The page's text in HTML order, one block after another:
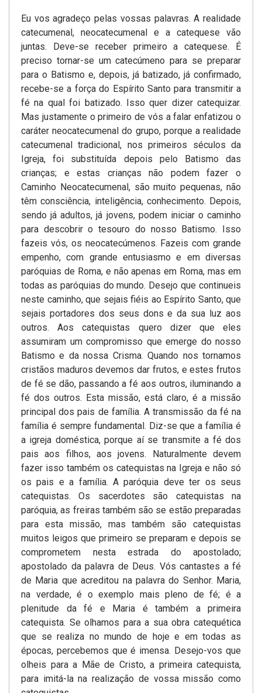
Eu vos agradeço pelas vossas palavras. A realidade
catecumenal, neocatecumenal e a catequese vão
juntas. Deve-se receber primeiro a catequese. É
preciso tornar-se um catecúmeno para se preparar
para o Batismo e, depois, já batizado, já confirmado,
recebe-se a força do Espírito Santo para transmitir a
fé na qual foi batizado. Isso quer dizer catequizar.
Mas justamente o primeiro de vós a falar enfatizou o
caráter neocatecumenal do grupo, porque a realidade
catecumenal tradicional, nos primeiros séculos da
Igreja, foi substituída depois pelo Batismo das
crianças; e estas crianças não podem fazer o
Caminho Neocatecumenal, são muito pequenas, não
têm consciência, inteligência, conhecimento. Depois,
sendo já adultos, já jovens, podem iniciar o caminho
para descobrir o tesouro do nosso Batismo. Isso
fazeis vós, os neocatecúmenos. Fazeis com grande
empenho, com grande entusiasmo e em diversas
paróquias de Roma, e não apenas em Roma, mas em
todas as paróquias do mundo. Desejo que continueis
neste caminho, que sejais fiéis ao Espírito Santo, que
sejais portadores dos seus dons e da sua luz aos
outros. Aos catequistas quero dizer que eles
assumiram um compromisso que emerge do nosso
Batismo e da nossa Crisma. Quando nos tornamos
cristãos maduros devemos dar frutos, e estes frutos
de fé se dão, passando a fé aos outros, iluminando a
fé dos outros. Esta missão, está claro, é a missão
principal dos pais de família. A transmissão da fé na
família é sempre fundamental. Diz-se que a família é
a igreja doméstica, porque aí se transmite a fé dos
pais aos filhos, aos jovens. Naturalmente devem
fazer isso também os catequistas na Igreja e não só
os pais e a família. A paróquia deve ter os seus
catequistas. Os sacerdotes são catequistas na
paróquia, as freiras também são se estão preparadas
para esta missão, mas também são catequistas
muitos leigos que primeiro se preparam e depois se
comprometem nesta estrada do apostolado;
apostolado da palavra de Deus. Vós cantastes a fé
de Maria que acreditou na palavra do Senhor. Maria,
na verdade, é o exemplo mais pleno de fé; é a
plenitude da fé e Maria é também a primeira
catequista. Se olhamos para a sua obra catequética
que se realiza no mundo de hoje e em todas as
épocas, percebemos que é imensa. Desejo-vos que
olheis para a Mãe de Cristo, a primeira catequista,
para imitá-la na realização de vossa missão como